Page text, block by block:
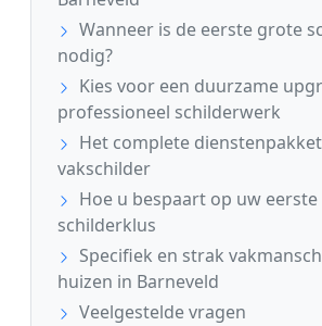
Wanneer is de eerste grote
nodig?
Kies voor een duurzame
professioneel schilderwerk
Het complete
vakschilder
Hoe u bespaart op uw
schilderklus
Specifiek en strak
huizen in Barneveld
Veelgestelde vragen